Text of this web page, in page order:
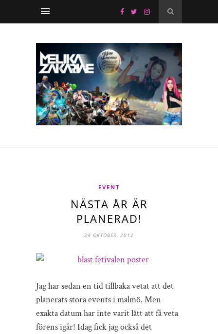
EVENT
NÄSTA ÅR ÄR
PLANERAD!
24 OKTOBER, 2012
Jag har sedan en tid tillbaka vetat att det
planerats stora events i malmö. Men
exakta datum har inte varit lätt att få veta
förens igår! Idag fick jag också det